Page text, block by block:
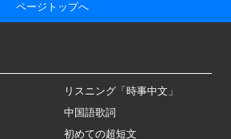
ページトップへ
リスニング「時事中文」
中国語歌詞
初めての超短文